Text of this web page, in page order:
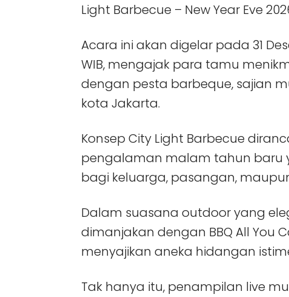
Light Barbecue – New Year Eve
Acara ini akan digelar pada 31
WIB, mengajak para tamu
dengan pesta barbeque, sajian
kota Jakarta.
Konsep City Light Barbecue
pengalaman malam tahun baru
bagi keluarga, pasangan,
Dalam suasana outdoor yang
dimanjakan dengan BBQ All You
menyajikan aneka hidangan
Tak hanya itu, penampilan live